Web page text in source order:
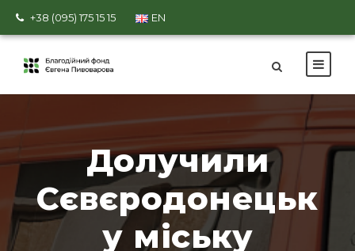
+38 (095) 175 15 15 EN
Долучили
Сєвєродонецьк
у міську